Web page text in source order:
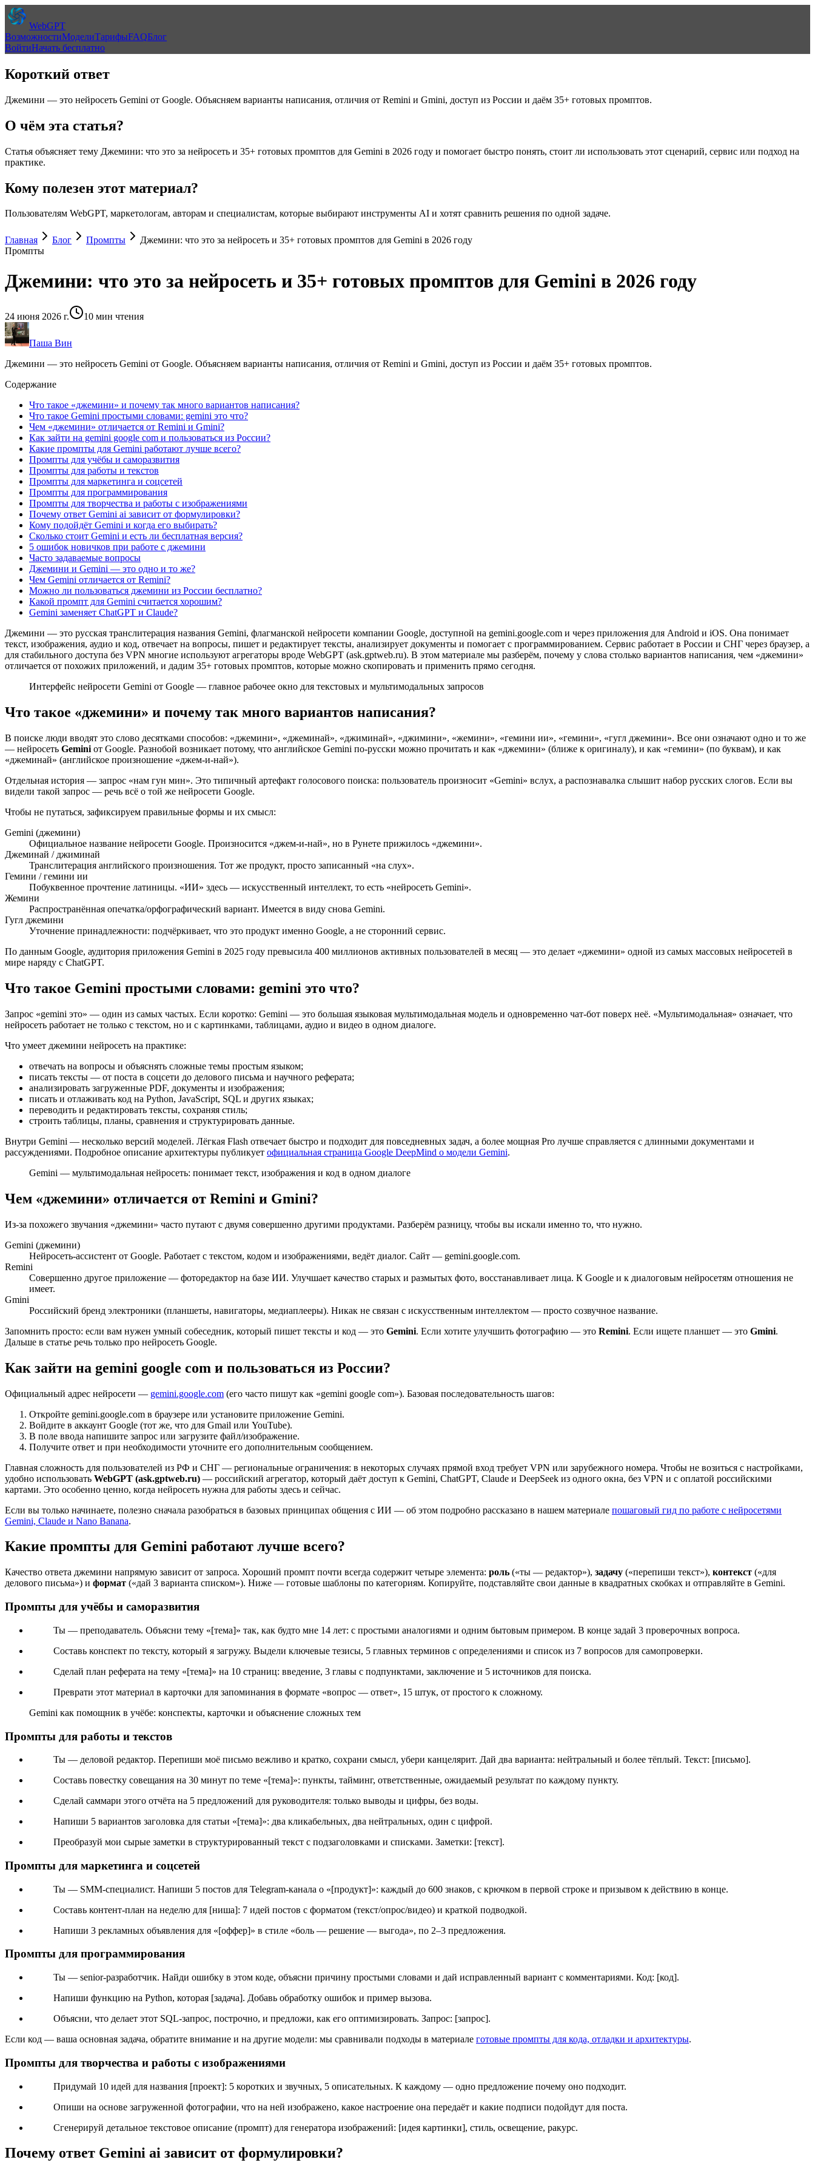
WebGPT
ВозможностиМоделиТарифыFAQБлог
ВойтиНачать бесплатно
Короткий ответ
Джемини — это нейросеть Gemini от Google. Объясняем варианты написания, отличия от Remini и Gmini, доступ из России и даём 35+ готовых промптов.
О чём эта статья?
Статья объясняет тему Джемини: что это за нейросеть и 35+ готовых промптов для Gemini в 2026 году и помогает быстро понять, стоит ли использовать этот сценарий, сервис или подход на
практике.
Кому полезен этот материал?
Пользователям WebGPT, маркетологам, авторам и специалистам, которые выбирают инструменты AI и хотят сравнить решения по одной задаче.
Главная Блог Промпты
Джемини: что это за нейросеть и 35+ готовых промптов для Gemini в 2026 году
Промпты
Джемини: что это за нейросеть и 35+ готовых промптов для Gemini в 2026 году
24 июня 2026 г. 10 мин чтения
Паша Вин
Джемини — это нейросеть Gemini от Google. Объясняем варианты написания, отличия от Remini и Gmini, доступ из России и даём 35+ готовых промптов.
Содержание
Что такое «джемини» и почему так много вариантов написания?
Что такое Gemini простыми словами: gemini это что?
Чем «джемини» отличается от Remini и Gmini?
Как зайти на gemini google com и пользоваться из России?
Какие промпты для Gemini работают лучше всего?
Промпты для учёбы и саморазвития
Промпты для работы и текстов
Промпты для маркетинга и соцсетей
Промпты для программирования
Промпты для творчества и работы с изображениями
Почему ответ Gemini ai зависит от формулировки?
Кому подойдёт Gemini и когда его выбирать?
Сколько стоит Gemini и есть ли бесплатная версия?
5 ошибок новичков при работе с джемини
Часто задаваемые вопросы
Джемини и Gemini — это одно и то же?
Чем Gemini отличается от Remini?
Можно ли пользоваться джемини из России бесплатно?
Какой промпт для Gemini считается хорошим?
Gemini заменяет ChatGPT и Claude?
Джемини — это русская транслитерация названия Gemini, флагманской нейросети компании Google, доступной на gemini.google.com и через приложения для Android и iOS. Она понимает
текст, изображения, аудио и код, отвечает на вопросы, пишет и редактирует тексты, анализирует документы и помогает с программированием. Сервис работает в России и СНГ через браузер, а
для стабильного доступа без VPN многие используют агрегаторы вроде WebGPT (ask.gptweb.ru). В этом материале мы разберём, почему у слова столько вариантов написания, чем «джемини»
отличается от похожих приложений, и дадим 35+ готовых промптов, которые можно скопировать и применить прямо сегодня.
Интерфейс нейросети Gemini от Google — главное рабочее окно для текстовых и мультимодальных запросов
Что такое «джемини» и почему так много вариантов написания?
В поиске люди вводят это слово десятками способов: «джемини», «джеминай», «джиминай», «джимини», «жемини», «гемини ии», «гемини», «гугл джемини». Все они означают одно и то же
— нейросеть Gemini от Google. Разнобой возникает потому, что английское Gemini по-русски можно прочитать и как «джемини» (ближе к оригиналу), и как «гемини» (по буквам), и как
«джеминай» (английское произношение «джем-и-най»).
Отдельная история — запрос «нам гун мин». Это типичный артефакт голосового поиска: пользователь произносит «Gemini» вслух, а распознавалка слышит набор русских слогов. Если вы
видели такой запрос — речь всё о той же нейросети Google.
Чтобы не путаться, зафиксируем правильные формы и их смысл:
Gemini (джемини)
Официальное название нейросети Google. Произносится «джем-и-най», но в Рунете прижилось «джемини».
Джеминай / джиминай
Транслитерация английского произношения. Тот же продукт, просто записанный «на слух».
Гемини / гемини ии
Побуквенное прочтение латиницы. «ИИ» здесь — искусственный интеллект, то есть «нейросеть Gemini».
Жемини
Распространённая опечатка/орфографический вариант. Имеется в виду снова Gemini.
Гугл джемини
Уточнение принадлежности: подчёркивает, что это продукт именно Google, а не сторонний сервис.
По данным Google, аудитория приложения Gemini в 2025 году превысила 400 миллионов активных пользователей в месяц — это делает «джемини» одной из самых массовых нейросетей в
мире наряду с ChatGPT.
Что такое Gemini простыми словами: gemini это что?
Запрос «gemini это» — один из самых частых. Если коротко: Gemini — это большая языковая мультимодальная модель и одновременно чат-бот поверх неё. «Мультимодальная» означает, что
нейросеть работает не только с текстом, но и с картинками, таблицами, аудио и видео в одном диалоге.
Что умеет джемини нейросеть на практике:
отвечать на вопросы и объяснять сложные темы простым языком;
писать тексты — от поста в соцсети до делового письма и научного реферата;
анализировать загруженные PDF, документы и изображения;
писать и отлаживать код на Python, JavaScript, SQL и других языках;
переводить и редактировать тексты, сохраняя стиль;
строить таблицы, планы, сравнения и структурировать данные.
Внутри Gemini — несколько версий моделей. Лёгкая Flash отвечает быстро и подходит для повседневных задач, а более мощная Pro лучше справляется с длинными документами и
рассуждениями. Подробное описание архитектуры публикует официальная страница Google DeepMind о модели Gemini.
Gemini — мультимодальная нейросеть: понимает текст, изображения и код в одном диалоге
Чем «джемини» отличается от Remini и Gmini?
Из-за похожего звучания «джемини» часто путают с двумя совершенно другими продуктами. Разберём разницу, чтобы вы искали именно то, что нужно.
Gemini (джемини)
Нейросеть-ассистент от Google. Работает с текстом, кодом и изображениями, ведёт диалог. Сайт — gemini.google.com.
Remini
Совершенно другое приложение — фоторедактор на базе ИИ. Улучшает качество старых и размытых фото, восстанавливает лица. К Google и к диалоговым нейросетям отношения не
имеет.
Gmini
Российский бренд электроники (планшеты, навигаторы, медиаплееры). Никак не связан с искусственным интеллектом — просто созвучное название.
Запомнить просто: если вам нужен умный собеседник, который пишет тексты и код — это Gemini. Если хотите улучшить фотографию — это Remini. Если ищете планшет — это Gmini.
Дальше в статье речь только про нейросеть Google.
Как зайти на gemini google com и пользоваться из России?
Официальный адрес нейросети — gemini.google.com (его часто пишут как «gemini google com»). Базовая последовательность шагов:
Откройте gemini.google.com в браузере или установите приложение Gemini.
Войдите в аккаунт Google (тот же, что для Gmail или YouTube).
В поле ввода напишите запрос или загрузите файл/изображение.
Получите ответ и при необходимости уточните его дополнительным сообщением.
Главная сложность для пользователей из РФ и СНГ — региональные ограничения: в некоторых случаях прямой вход требует VPN или зарубежного номера. Чтобы не возиться с настройками,
удобно использовать WebGPT (ask.gptweb.ru) — российский агрегатор, который даёт доступ к Gemini, ChatGPT, Claude и DeepSeek из одного окна, без VPN и с оплатой российскими
картами. Это особенно ценно, когда нейросеть нужна для работы здесь и сейчас.
Если вы только начинаете, полезно сначала разобраться в базовых принципах общения с ИИ — об этом подробно рассказано в нашем материале пошаговый гид по работе с нейросетями
Gemini, Claude и Nano Banana.
Какие промпты для Gemini работают лучше всего?
Качество ответа джемини напрямую зависит от запроса. Хороший промпт почти всегда содержит четыре элемента: роль («ты — редактор»), задачу («перепиши текст»), контекст («для
делового письма») и формат («дай 3 варианта списком»). Ниже — готовые шаблоны по категориям. Копируйте, подставляйте свои данные в квадратных скобках и отправляйте в Gemini.
Промпты для учёбы и саморазвития
Ты — преподаватель. Объясни тему «[тема]» так, как будто мне 14 лет: с простыми аналогиями и одним бытовым примером. В конце задай 3 проверочных вопроса.
Составь конспект по тексту, который я загружу. Выдели ключевые тезисы, 5 главных терминов с определениями и список из 7 вопросов для самопроверки.
Сделай план реферата на тему «[тема]» на 10 страниц: введение, 3 главы с подпунктами, заключение и 5 источников для поиска.
Преврати этот материал в карточки для запоминания в формате «вопрос — ответ», 15 штук, от простого к сложному.
Gemini как помощник в учёбе: конспекты, карточки и объяснение сложных тем
Промпты для работы и текстов
Ты — деловой редактор. Перепиши моё письмо вежливо и кратко, сохрани смысл, убери канцелярит. Дай два варианта: нейтральный и более тёплый. Текст: [письмо].
Составь повестку совещания на 30 минут по теме «[тема]»: пункты, тайминг, ответственные, ожидаемый результат по каждому пункту.
Сделай саммари этого отчёта на 5 предложений для руководителя: только выводы и цифры, без воды.
Напиши 5 вариантов заголовка для статьи «[тема]»: два кликабельных, два нейтральных, один с цифрой.
Преобразуй мои сырые заметки в структурированный текст с подзаголовками и списками. Заметки: [текст].
Промпты для маркетинга и соцсетей
Ты — SMM-специалист. Напиши 5 постов для Telegram-канала о «[продукт]»: каждый до 600 знаков, с крючком в первой строке и призывом к действию в конце.
Составь контент-план на неделю для [ниша]: 7 идей постов с форматом (текст/опрос/видео) и краткой подводкой.
Напиши 3 рекламных объявления для «[оффер]» в стиле «боль — решение — выгода», по 2–3 предложения.
Промпты для программирования
Ты — senior-разработчик. Найди ошибку в этом коде, объясни причину простыми словами и дай исправленный вариант с комментариями. Код: [код].
Напиши функцию на Python, которая [задача]. Добавь обработку ошибок и пример вызова.
Объясни, что делает этот SQL-запрос, построчно, и предложи, как его оптимизировать. Запрос: [запрос].
Если код — ваша основная задача, обратите внимание и на другие модели: мы сравнивали подходы в материале готовые промпты для кода, отладки и архитектуры.
Промпты для творчества и работы с изображениями
Придумай 10 идей для названия [проект]: 5 коротких и звучных, 5 описательных. К каждому — одно предложение почему оно подходит.
Опиши на основе загруженной фотографии, что на ней изображено, какое настроение она передаёт и какие подписи подойдут для поста.
Сгенерируй детальное текстовое описание (промпт) для генератора изображений: [идея картинки], стиль, освещение, ракурс.
Почему ответ Gemini ai зависит от формулировки?